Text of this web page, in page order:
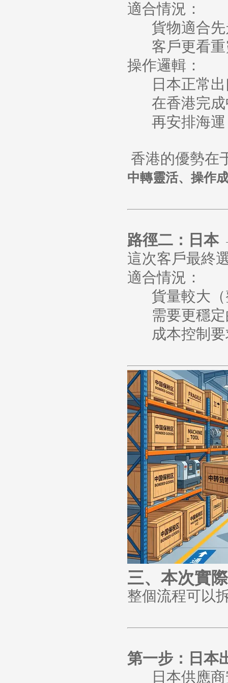
適合情況：
貨物適合
客戶更看
操作邏輯：
日本正常
在香港完
再安排海運
香港的優勢在
中轉靈活、操作
路徑二：日本
這次客戶最終
適合情況：
貨量較大
需要更穩
成本控制
三、本次實
整個流程可以
第一步：日本
日本供應